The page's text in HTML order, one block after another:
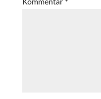
Kommentar *